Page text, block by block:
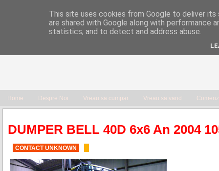
Home Despre Noi Vreau sa cumpar Vreau sa vand
DUMPER BELL 40D 6x6 An 2004
CONTACT UNKNOWN
This site uses cookies from Google to deliver
are shared with Google along with performance
statistics, and to detect and address abuse.